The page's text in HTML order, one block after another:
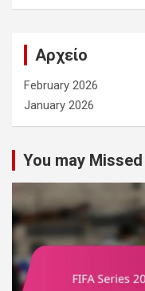
Αρχείο
February 2026
January 2026
You may Missed